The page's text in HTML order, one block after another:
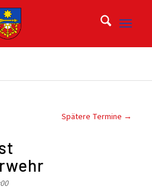
Spätere Termine →